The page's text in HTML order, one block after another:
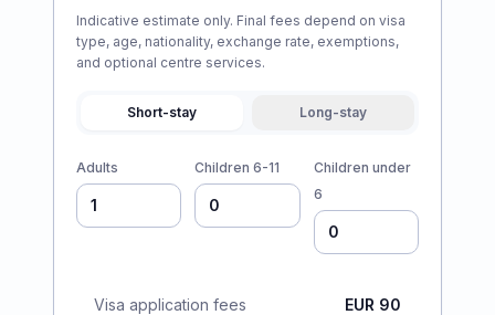
Indicative estimate only. Final fees depend on visa
type, age, nationality, exchange rate, exemptions,
and optional centre services.
Short-stay Long-stay
Adults Children 6-11
Children under
6
Visa application fees
EUR 90